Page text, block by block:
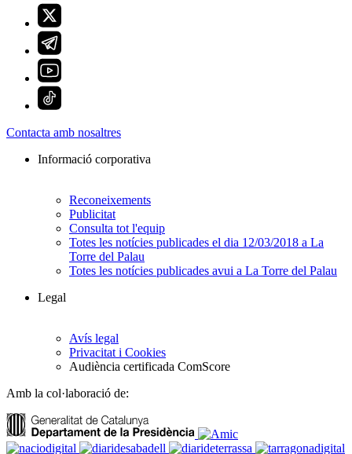
Contacta amb nosaltres
Informació corporativa
Reconeixements
Publicitat
Consulta tot l'equip
Totes les notícies publicades el dia 12/03/2018 a La
Torre del Palau
Totes les notícies publicades avui a La Torre del Palau
Legal
Avís legal
Privacitat i Cookies
Audiència certificada ComScore
Amb la col·laboració de: